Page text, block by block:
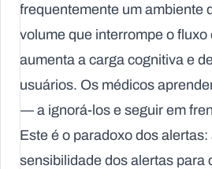
frequentemente um ambiente
volume que interrompe o
aumenta a carga cognitiva e
usuários. Os médicos
— a ignorá-los e seguir em
Este é o paradoxo dos
sensibilidade dos alertas para